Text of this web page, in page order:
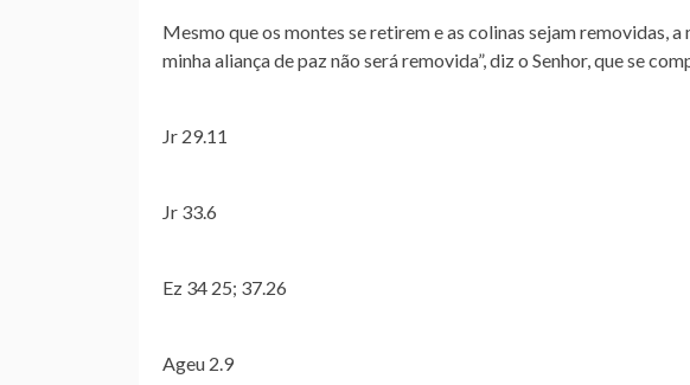
Mesmo que os montes se retirem e as colinas sejam removidas,
minha aliança de paz não será removida”, diz o Senhor, que se
Jr 29.11
Jr 33.6
Ez 34 25; 37.26
Ageu 2.9